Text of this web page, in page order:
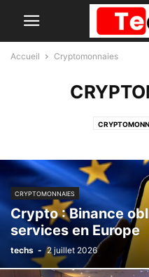
Accueil Cryptomonnaies
CRYPTOMONNAIES
Crypto : Binance
services en Europe
techs - 2 juillet 2026